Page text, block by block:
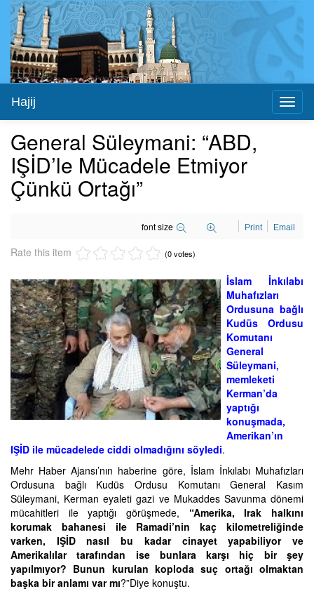
Hajij
General Süleymani: “ABD,
IŞİD’le Mücadele Etmiyor
Çünkü Ortağı”
font size Print Email
Rate this item (0 votes)
İslam İnkılabı
Muhafızları
Ordusuna bağlı
Kudüs Ordusu
Komutanı
General
Süleymani,
memleketi
Kerman’da
yaptığı
konuşmada,
Amerikan’ın
IŞİD ile mücadelede ciddi olmadığını söyledi.
Mehr Haber Ajansı’nın haberine göre, İslam İnkılabı Muhafızları
Ordusuna bağlı Kudüs Ordusu Komutanı General Kasım
Süleymani, Kerman eyaleti gazi ve Mukaddes Savunma dönemi
mücahitleri ile yaptığı görüşmede, “Amerika, Irak halkını
korumak bahanesi ile Ramadi’nin kaç kilometreliğinde
varken, IŞİD nasıl bu kadar cinayet yapabiliyor ve
Amerikalılar tarafından ise bunlara karşı hiç bir şey
yapılmıyor? Bunun kurulan koploda suç ortağı olmaktan
başka bir anlamı var mı?”Diye konuştu.